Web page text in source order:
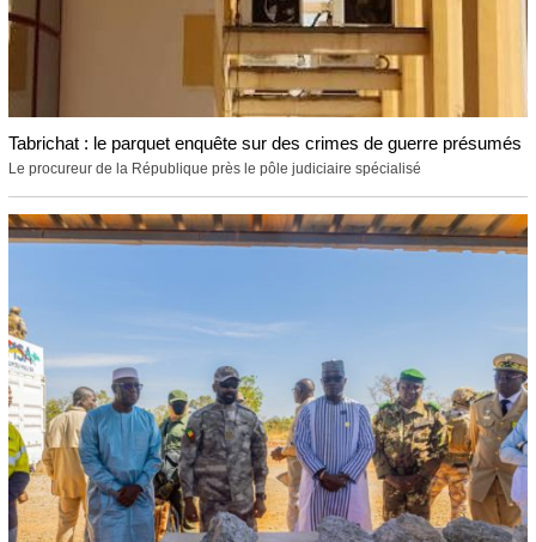
Tabrichat : le parquet enquête sur des crimes de guerre présumés
Le procureur de la République près le pôle judiciaire spécialisé